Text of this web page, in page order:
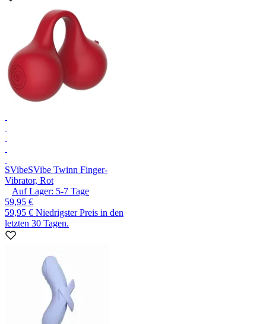
SVibeSVibe Twinn Finger-
Vibrator, Rot
Auf Lager: 5-7 Tage
59,95 €
59,95 € Niedrigster Preis in den
letzten 30 Tagen.